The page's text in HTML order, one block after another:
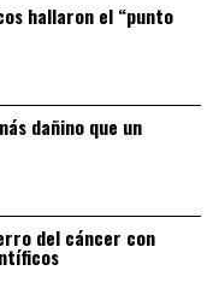
hallaron el “punto
dañino que un
del cáncer con